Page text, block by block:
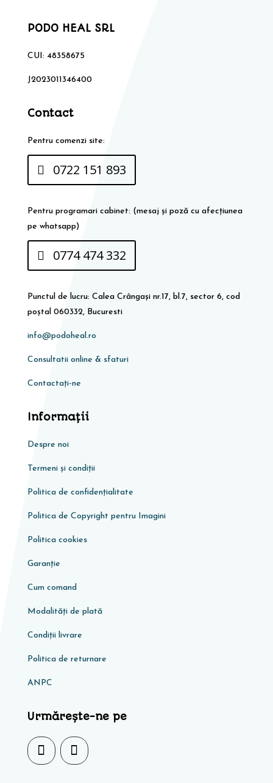
PODO HEAL SRL
CUI: 48358675
J2023011346400
Contact
Pentru comenzi site:
0722 151 893
Pentru programari cabinet: (mesaj și poză cu afecțiunea
pe whatsapp)
0774 474 332
Punctul de lucru: Calea Crângași nr.17, bl.7, sector 6, cod
poștal 060332, Bucuresti
info@podoheal.ro
Consultatii online & sfaturi
Contactați-ne
Informaţii
Despre noi
Termeni și condiții
Politica de confidențialitate
Politica de Copyright pentru Imagini
Politica cookies
Garanţie
Cum comand
Modalități de plată
Condiţii livrare
Politica de returnare
ANPC
Urmărește-ne pe